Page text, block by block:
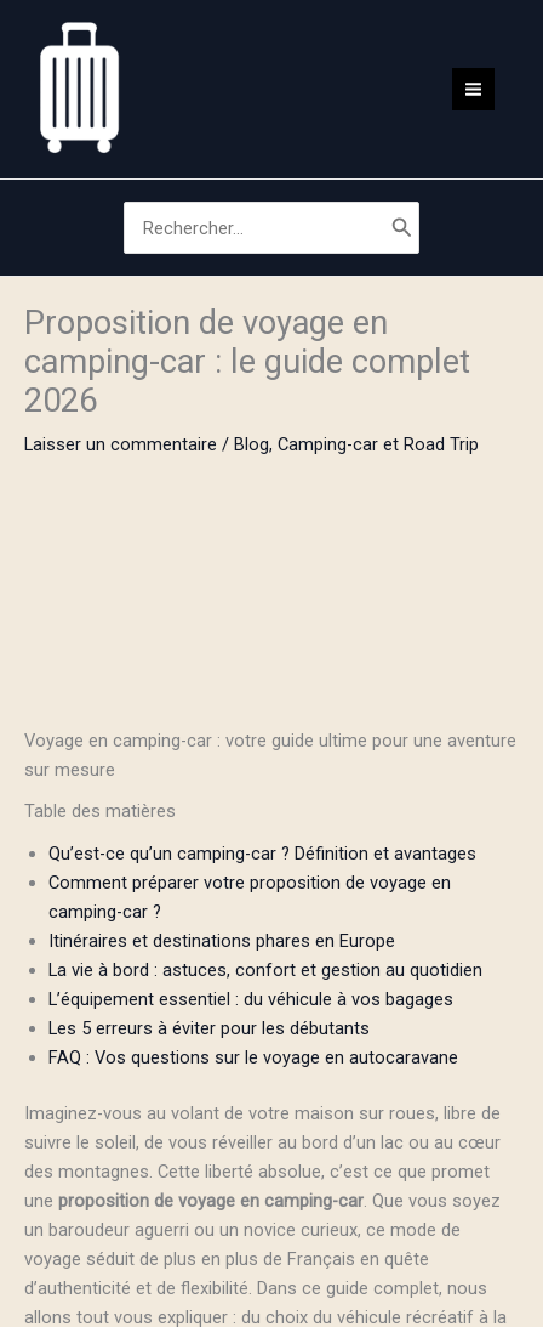
MAIN
Search
for:
Proposition de voyage en
camping-car : le guide complet
2026
Laisser un commentaire / Blog, Camping-car et Road Trip
Voyage en camping-car : votre guide ultime pour une aventure
sur mesure
Table des matières
Qu’est-ce qu’un camping-car ? Définition et avantages
Comment préparer votre proposition de voyage en
camping-car ?
Itinéraires et destinations phares en Europe
La vie à bord : astuces, confort et gestion au quotidien
L’équipement essentiel : du véhicule à vos bagages
Les 5 erreurs à éviter pour les débutants
FAQ : Vos questions sur le voyage en autocaravane
Imaginez-vous au volant de votre maison sur roues, libre de
suivre le soleil, de vous réveiller au bord d’un lac ou au cœur
des montagnes. Cette liberté absolue, c’est ce que promet
une proposition de voyage en camping-car . Que vous soyez
un baroudeur aguerri ou un novice curieux, ce mode de
voyage séduit de plus en plus de Français en quête
d’authenticité et de flexibilité. Dans ce guide complet, nous
allons tout vous expliquer : du choix du véhicule récréatif à la